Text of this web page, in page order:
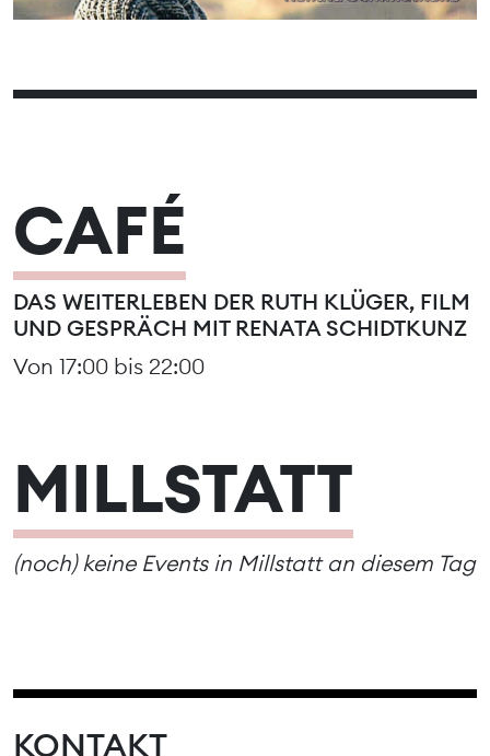
CAFÉ
DAS WEITERLEBEN DER RUTH KLÜGER, FILM
UND GESPRÄCH MIT RENATA SCHIDTKUNZ
Von 17:00 bis 22:00
MILLSTATT
(noch) keine Events in Millstatt an diesem Tag
KONTAKT